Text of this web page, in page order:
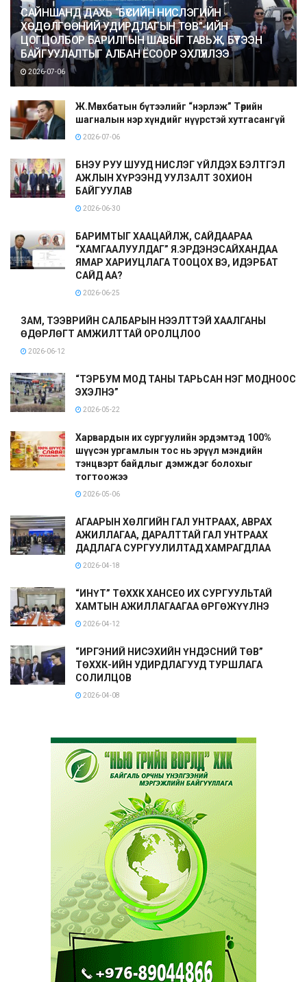
САЙНШАНД ДАХЬ “БҮСИЙН НИСЛЭГИЙН
ХӨДӨЛГӨӨНИЙ УДИРДЛАГЫН ТӨВ”-ИЙН
ЦОГЦОЛБОР БАРИЛГЫН ШАВЫГ ТАВЬЖ, БҮТЭЭН
БАЙГУУЛАЛТЫГ АЛБАН ЁСООР ЭХЛҮҮЛЛЭЭ
2026-07-06
Ж.Мөнхбатын бүтээлийг “нэрлэж” Төрийн
шагналын нэр хүндийг нүүрстэй хутгасангүй
2026-07-06
БНЭУ РУУ ШУУД НИСЛЭГ ҮЙЛДЭХ БЭЛТГЭЛ
АЖЛЫН ХҮРЭЭНД УУЛЗАЛТ ЗОХИОН
БАЙГУУЛАВ
2026-06-30
БАРИМТЫГ ХААЦАЙЛЖ, САЙДААРАА
“ХАМГААЛУУЛДАГ” Я.ЭРДЭНЭСАЙХАНДАА
ЯМАР ХАРИУЦЛАГА ТООЦОХ ВЭ, ИДЭРБАТ
САЙД АА?
2026-06-25
ЗАМ, ТЭЭВРИЙН САЛБАРЫН НЭЭЛТТЭЙ ХААЛГАНЫ
ӨДӨРЛӨГТ АМЖИЛТТАЙ ОРОЛЦЛОО
2026-06-12
“ТЭРБУМ МОД ТАНЫ ТАРЬСАН НЭГ МОДНООС
ЭХЭЛНЭ”
2026-05-22
Харвардын их сургуулийн эрдэмтэд 100%
шүүсэн ургамлын тос нь эрүүл мэндийн
тэнцвэрт байдлыг дэмждэг болохыг
тогтоожээ
2026-05-06
АГААРЫН ХӨЛГИЙН ГАЛ УНТРААХ, АВРАХ
АЖИЛЛАГАА, ДАРАЛТТАЙ ГАЛ УНТРААХ
ДАДЛАГА СУРГУУЛИЛТАД ХАМРАГДЛАА
2026-04-18
“ИНҮТ” ТӨХХК ХАНСЕО ИХ СУРГУУЛЬТАЙ
ХАМТЫН АЖИЛЛАГААГАА ӨРГӨЖҮҮЛНЭ
2026-04-12
“ИРГЭНИЙ НИСЭХИЙН ҮНДЭСНИЙ ТӨВ”
ТӨХХК-ИЙН УДИРДЛАГУУД ТУРШЛАГА
СОЛИЛЦОВ
2026-04-08